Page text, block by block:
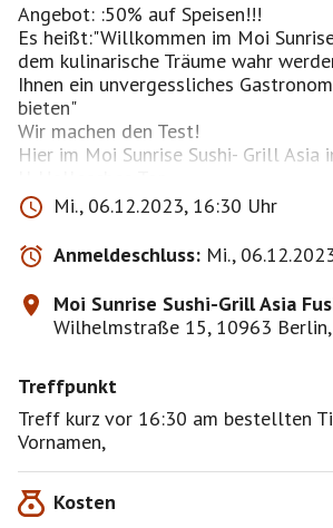
Angebot: :50% auf Speisen!!!
Es heißt:"Willkommen im Moi
dem kulinarische Träume wahr
Ihnen ein unvergessliches
bieten"
Wir machen den Test!
Hier im Moi Sunrise Sushi- Grill Asia
möchte ich also am Mittwoch mit
Besi am reservierten Tisch essen
https://moi-sunrise.de
-50% auf Speisen Im reservierten
verfügbar. -
Mi., 06.12.2023, 16:30 Uhr
Anmeldeschluss: Mi.,
Moi Sunrise Sushi-Grill Asia
Wilhelmstraße 15, 10963
Treffpunkt
Treff kurz vor 16:30 am bestellten
Vornamen,
Kosten